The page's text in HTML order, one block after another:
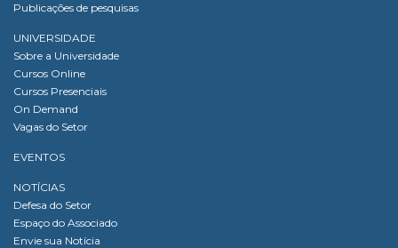
Publicações de pesquisas
UNIVERSIDADE
Sobre a Universidade
Cursos Online
Cursos Presenciais
On Demand
Vagas do Setor
EVENTOS
NOTÍCIAS
Defesa do Setor
Espaço do Associado
Envie sua Notícia